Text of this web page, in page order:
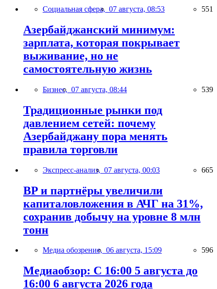
Социальная сфера, 07 августа, 08:53 551
Азербайджанский минимум:
зарплата, которая покрывает
выживание, но не
самостоятельную жизнь
Бизнес, 07 августа, 08:44 539
Традиционные рынки под
давлением сетей: почему
Азербайджану пора менять
правила торговли
Экспресс-анализ, 07 августа, 00:03 665
BP и партнёры увеличили
капиталовложения в АЧГ на 31%,
сохранив добычу на уровне 8 млн
тонн
Медиа обозрение, 06 августа, 15:09 596
Медиаобзор: С 16:00 5 августа до
16:00 6 августа 2026 года